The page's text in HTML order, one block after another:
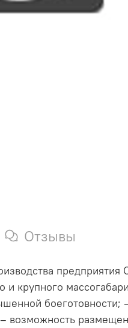
Отзывы
и крупного
боеготовности;
возможность